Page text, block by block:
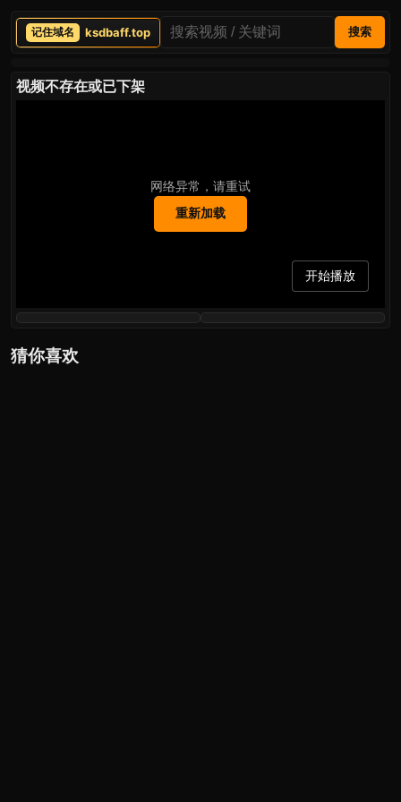
ksdbaff.top 搜索
视频不存在或已下架
网络异常，请重试
重新加载
开始播放
猜你喜欢